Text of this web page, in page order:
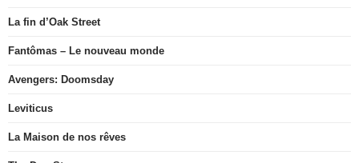
La fin d’Oak Street
Fantômas – Le nouveau monde
Avengers: Doomsday
Leviticus
La Maison de nos rêves